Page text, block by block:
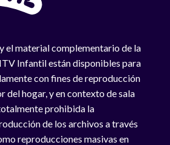
el material complementario de la
Infantil están disponibles para
con fines de reproducción
del hogar, y en contexto de sala
prohibida la
de los archivos a través
reproducciones masivas en